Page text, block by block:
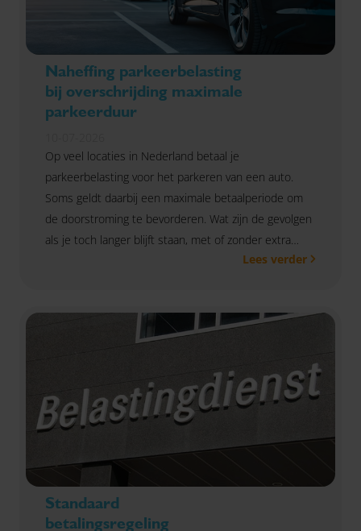
Naheffing parkeerbelasting
bij overschrijding maximale
parkeerduur
Op veel locaties in Nederland betaal je
parkeerbelasting voor het parkeren van een auto.
Soms geldt daarbij een maximale betaalperiode om
de doorstroming te bevorderen. Wat zijn de gevolgen
als je toch langer blijft staan, met of zonder extra
Lees verder
Standaard
betalingsregeling